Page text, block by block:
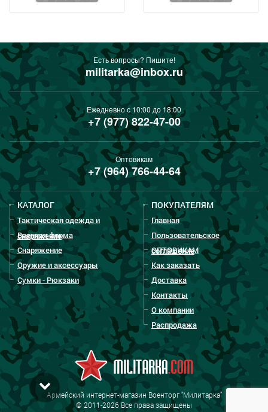
Есть вопросы? Пишите!
militarka@inbox.ru
Ежедневно с 10:00 до 18:00
+7 (977) 822-47-00
Оптовикам
+7 (964) 766-44-64
КАТАЛОГ
Тактическая одежда и
снаряжение
Военная форма
Снаряжение
Оружие и аксессуары
Сумки - Рюкзаки
ПОКУПАТЕЛЯМ
Главная
Пользовательское
соглашение
ОПТОВИКАМ
Как заказать
Доставка
Контакты
О компании
Распродажа
Армейский интернет-магазин Военторг "Милитарка"
© 2011-2026 Все права защищены